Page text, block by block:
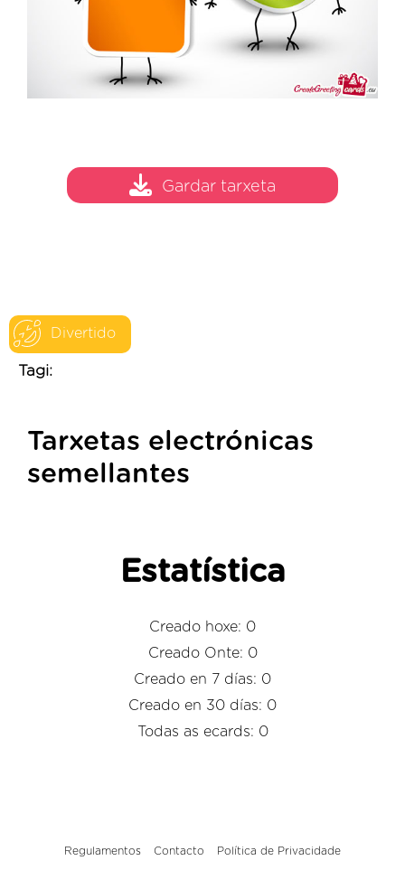
Divertido
Tagi:
Gardar tarxeta
Tarxetas electrónicas
semellantes
Estatística
Creado hoxe: 0
Creado Onte: 0
Creado en 7 días: 0
Creado en 30 días: 0
Todas as ecards: 0
Regulamentos Contacto Política de Privacidade